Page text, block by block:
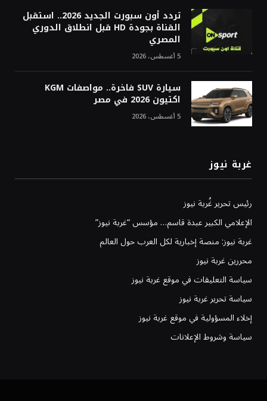
تردد أون سبورت الجديد 2026.. استقبل
القناة بجودة HD قبل انطلاق الدوري
المصري
5 أغسطس، 2026
سيارة SUV فاخرة.. مواصفات KGM
اكتيون 2026 في مصر
5 أغسطس، 2026
غربة نيوز
رئيس تحرير غُربة نيوز
الإعلامي الكبير عبدة قاسم… مؤسس “غربة نيوز”
غربة نيوز: منصة إخبارية لكل العرب حول العالم
محررين غربة نيوز
سياسة التعليقات في موقع غربة نيوز
سياسة تحرير غربة نيوز
إخلاء المسؤولية في موقع غربة نيوز
سياسة وشروط الإعلانات